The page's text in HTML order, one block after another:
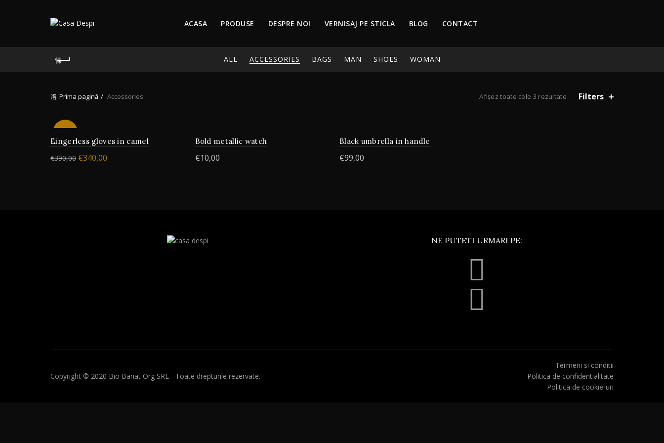
ACASA PRODUSE DESPRE NOI VERNISAJ PE STICLA BLOG CONTACT
ALL ACCESSORIES BAGS MAN SHOES WOMAN
Prima pagină Accessories Afișez toate cele 3 rezultate Filters
Eingerless gloves in camel
€390,00 €340,00
Bold metallic watch
€10,00
Black umbrella in handle
€99,00
NE PUTETI URMARI PE:
Copyright © 2020 Bio Banat Org SRL - Toate drepturile rezervate.
Termeni si conditii
Politica de confidentialitate
Politica de cookie-uri